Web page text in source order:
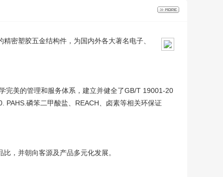
密塑胶五金结构件，为国内外各大著名电子、
完美的管理和服务体系，建立并健全了GB/T 19001-20
磷笨二甲酸盐、REACH、卤素等相关环保证
，并朝向客源及产品多元化发展。